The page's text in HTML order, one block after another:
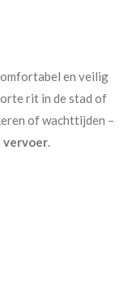
en veilig
rit in de stad of
of wachttijden –
.